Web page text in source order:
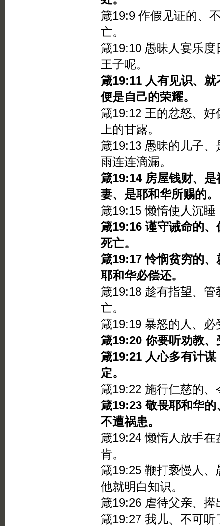
箴19:9 作假见证的、
亡。
箴19:10 愚昧人宴乐
王子呢。
箴19:11 人有见识、
便是自己的荣耀。
箴19:12 王的忿怒、
上的甘露。
箴19:13 愚昧的儿子
雨连连滴漏。
箴19:14 房屋钱财、
妻、是耶和华所赐的。
箴19:15 懒惰使人沉
箴19:16 谨守诫命的
死亡。
箴19:17 怜悯贫穷的
耶和华必偿还。
箴19:18 趁有指望、
亡。
箴19:19 暴怒的人、
箴19:20 你要听劝教
箴19:21 人心多有计
定。
箴19:22 施行仁慈的
箴19:23 敬畏耶和华
不遭祸患。
箴19:24 懒惰人放手
肯。
箴19:25 鞭打亵慢人
他就明白知识。
箴19:26 虐待父亲、
箴19:27 我儿、不可